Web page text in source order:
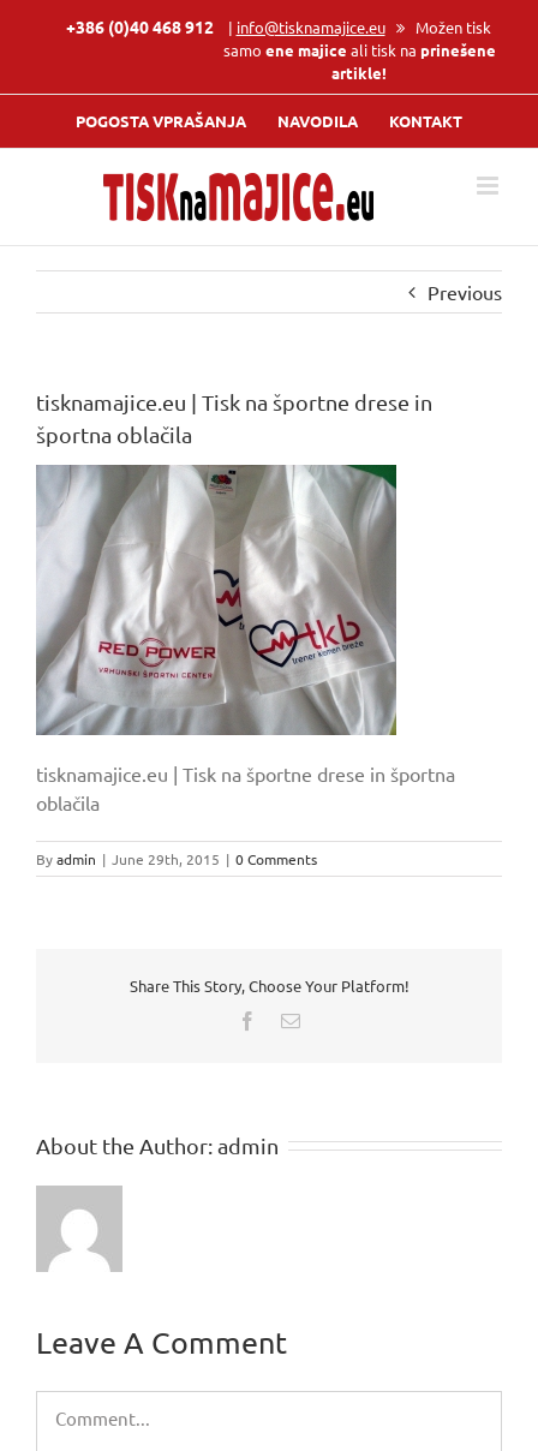
+386 (0)40 468 912 | info@tisknamajice.eu
Možen tisk
samo ene majice ali tisk na prinešene
artikle!
POGOSTA VPRAŠANJA NAVODILA KONTAKT
Previous
tisknamajice.eu | Tisk na športne drese in
športna oblačila
tisknamajice.eu | Tisk na športne drese in športna
oblačila
Byadmin | June 29th, 2015 | 0 Comments
Share This Story, Choose Your Platform!
Facebook
Email
About the Author:admin
Leave A Comment